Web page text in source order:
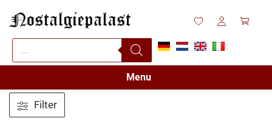
Inhalt
springen
Products
search
Menu
Filter